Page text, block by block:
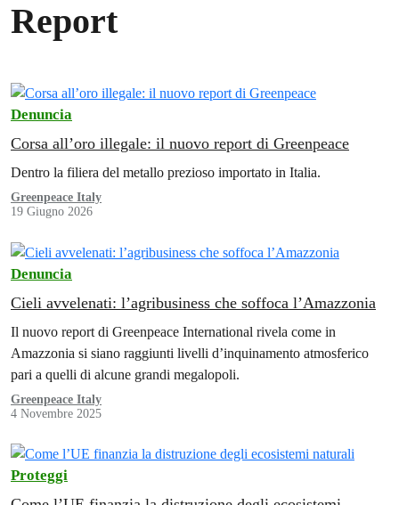
Report
Denuncia
Corsa all’oro illegale: il nuovo report di Greenpeace
Dentro la filiera del metallo prezioso importato in Italia.
Greenpeace Italy
19 Giugno 2026
Denuncia
Cieli avvelenati: l’agribusiness che soffoca l’Amazzonia
Il nuovo report di Greenpeace International rivela come in
Amazzonia si siano raggiunti livelli d’inquinamento atmosferico
pari a quelli di alcune grandi megalopoli.
Greenpeace Italy
4 Novembre 2025
Proteggi